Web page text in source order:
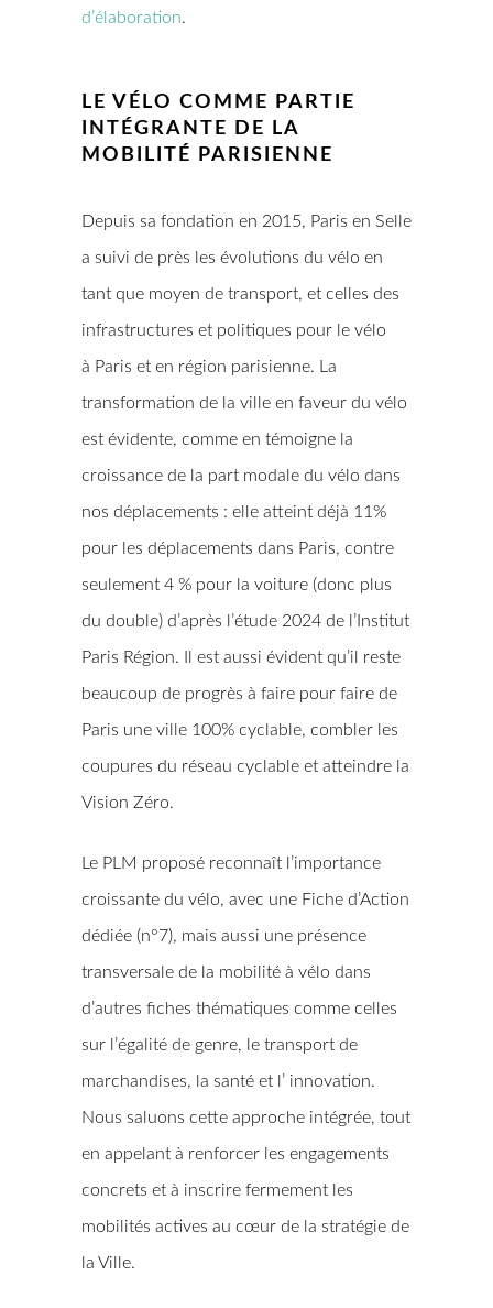
d’élaboration.
LE VÉLO COMME PARTIE
INTÉGRANTE DE LA
MOBILITÉ PARISIENNE
Depuis sa fondation en 2015, Paris en Selle
a suivi de près les évolutions du vélo en
tant que moyen de transport, et celles des
infrastructures et politiques pour le vélo
à Paris et en région parisienne. La
transformation de la ville en faveur du vélo
est évidente, comme en témoigne la
croissance de la part modale du vélo dans
nos déplacements : elle atteint déjà 11%
pour les déplacements dans Paris, contre
seulement 4 % pour la voiture (donc plus
du double) d’après l’étude 2024 de l’Institut
Paris Région. Il est aussi évident qu’il reste
beaucoup de progrès à faire pour faire de
Paris une ville 100% cyclable, combler les
coupures du réseau cyclable et atteindre la
Vision Zéro.
Le PLM proposé reconnaît l’importance
croissante du vélo, avec une Fiche d’Action
dédiée (n°7), mais aussi une présence
transversale de la mobilité à vélo dans
d’autres fiches thématiques comme celles
sur l’égalité de genre, le transport de
marchandises, la santé et l’ innovation.
Nous saluons cette approche intégrée, tout
en appelant à renforcer les engagements
concrets et à inscrire fermement les
mobilités actives au cœur de la stratégie de
la Ville.